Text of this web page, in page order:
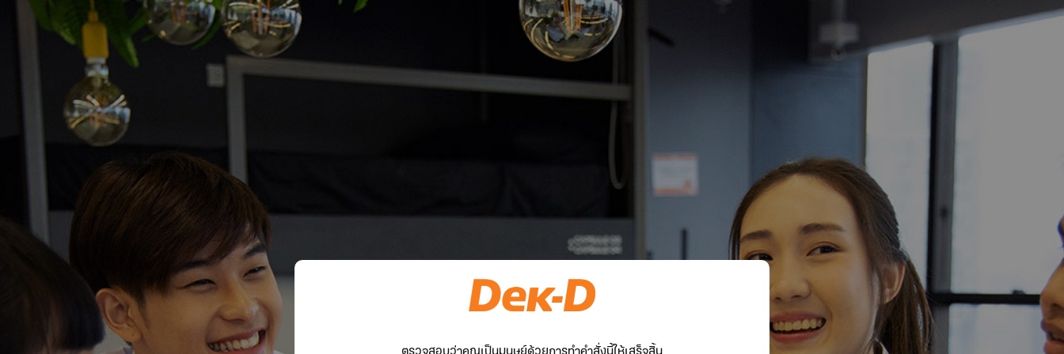
ตรวจสอบว่าคุณเป็นมนุษย์ด้วยการทำคำสั่งนี้ให้เสร็จสิ้น